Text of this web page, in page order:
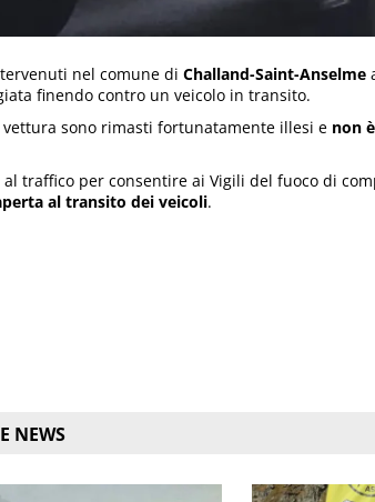
nel comune di Challand-Saint-Anselme
finendo contro un veicolo in transito.
sono rimasti fortunatamente illesi e non
al traffico per consentire ai Vigili del fuoco di
al transito dei veicoli.
NEWS